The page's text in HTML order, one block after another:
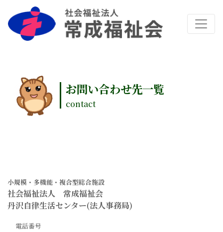
お問い合わせ先一覧
contact
小規模・多機能・複合型総合施設
社会福祉法人 常成福祉会
丹沢自律生活センター(法人事務局)
電話番号